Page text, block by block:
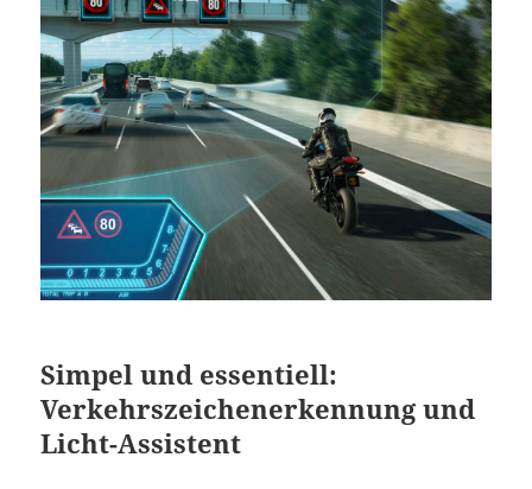
Simpel und essentiell:
Verkehrszeichenerkennung und
Licht-Assistent